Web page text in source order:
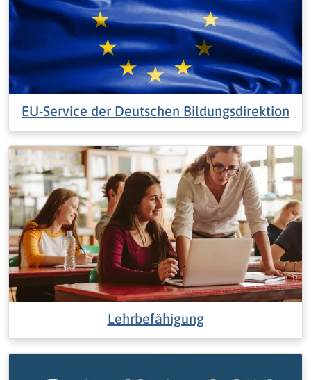
EU-Service der Deutschen Bildungsdirektion
Lehrbefähigung